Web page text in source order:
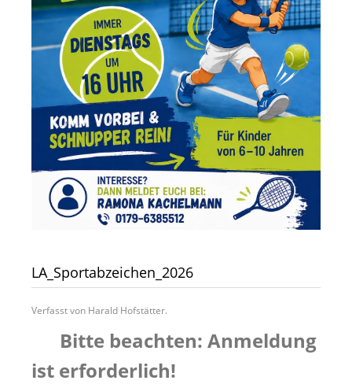
LA_Sportabzeichen_2026
Verfasst von Harald Hofstätter.
Bitte beachten: Anmeldung
ist erforderlich!